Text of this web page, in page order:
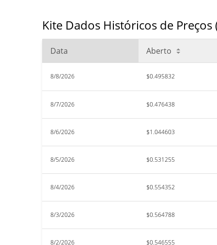
Kite Dados Históricos de Preços
Data Aberto
8/8/2026 $0.495832
8/7/2026 $0.476438
8/6/2026 $1.044603
8/5/2026 $0.531255
8/4/2026 $0.554352
8/3/2026 $0.564788
8/2/2026 $0.546555